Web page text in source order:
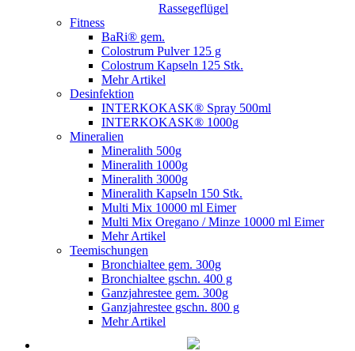
Rassegeflügel
Fitness
BaRi® gem.
Colostrum Pulver 125 g
Colostrum Kapseln 125 Stk.
Mehr Artikel
Desinfektion
INTERKOKASK® Spray 500ml
INTERKOKASK® 1000g
Mineralien
Mineralith 500g
Mineralith 1000g
Mineralith 3000g
Mineralith Kapseln 150 Stk.
Multi Mix 10000 ml Eimer
Multi Mix Oregano / Minze 10000 ml Eimer
Mehr Artikel
Teemischungen
Bronchialtee gem. 300g
Bronchialtee gschn. 400 g
Ganzjahrestee gem. 300g
Ganzjahrestee gschn. 800 g
Mehr Artikel